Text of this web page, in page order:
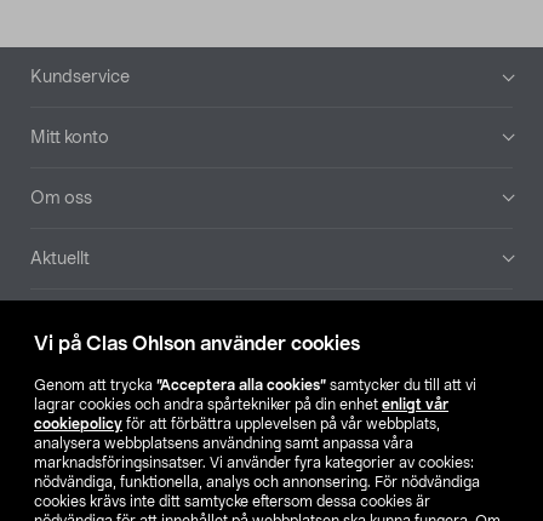
Vi på Clas Ohlson använder cookies
Genom att trycka ”Acceptera alla cookies” samtycker du till att vi
lagrar cookies och andra spårtekniker på din enhet enligt vår
cookiepolicy för att förbättra upplevelsen på vår webbplats,
analysera webbplatsens användning samt anpassa våra
marknadsföringsinsatser. Vi använder fyra kategorier av cookies:
nödvändiga, funktionella, analys och annonsering. För nödvändiga
cookies krävs inte ditt samtycke eftersom dessa cookies är
Sidfot
Kundservice
Mitt konto
Om oss
Aktuellt
Hitta butik
SE NO FI